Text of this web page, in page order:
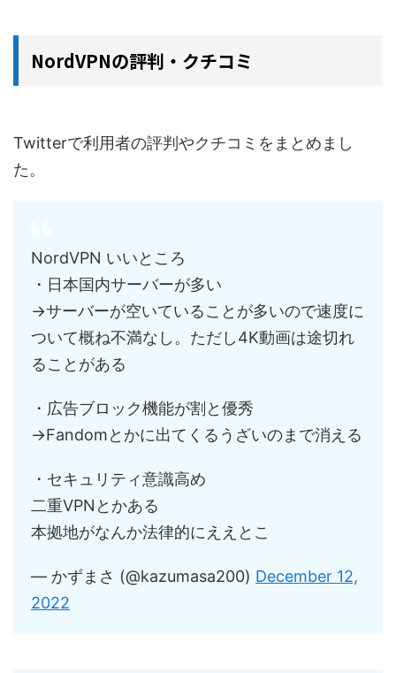
NordVPNの評判・クチコミ
Twitterで利用者の評判やクチコミをまとめまし
た。
NordVPN いいところ
・日本国内サーバーが多い
→サーバーが空いていることが多いので速度に
ついて概ね不満なし。ただし4K動画は途切れ
ることがある
・広告ブロック機能が割と優秀
→Fandomとかに出てくるうざいのまで消える
・セキュリティ意識高め
二重VPNとかある
本拠地がなんか法律的にええとこ
— かずまさ (@kazumasa200) December 12,
2022